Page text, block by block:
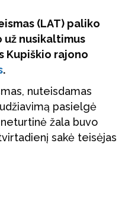
(LAT) paliko
nusikaltimus
Kupiškio rajono
.
nuteisdamas
pasielgė
žala buvo
sakė teisėjas